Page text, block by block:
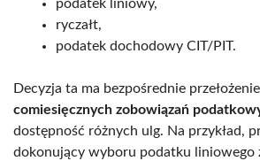
podatek liniowy,
ryczałt,
podatek dochodowy CIT/PIT.
Decyzja ta ma bezpośrednie
comiesięcznych zobowiązań
dostępność różnych ulg. Na przykład,
dokonujący wyboru podatku liniowego